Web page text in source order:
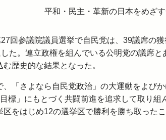
平和・民主・革新の日本をめざ
回参議院議員選挙で自民党は、39議席の
た。連立政権を組んでいる公明党の議席と
歴史的な結果となった。
「さよなら自民党政治」の大運動をよび
標」にもとづく共闘前進を追求して取り組
をはじめ12の選挙区で勝利を勝ち取った